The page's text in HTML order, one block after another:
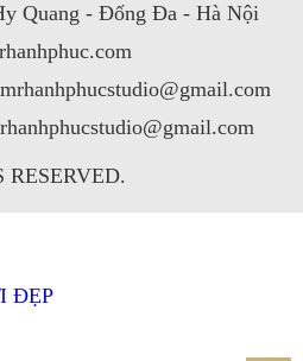
Quang - Đống Đa - Hà Nội​
mrhanhphucstudio@gmail.com​
ĐẸP